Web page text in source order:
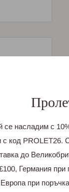
се насладим с
с код PROLET26.
до
Германия при
при